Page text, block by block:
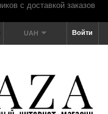
Войти
UAH